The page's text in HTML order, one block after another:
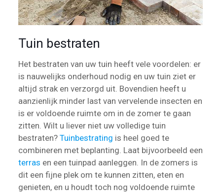
Tuin bestraten
Het bestraten van uw tuin heeft vele voordelen: er
is nauwelijks onderhoud nodig en uw tuin ziet er
altijd strak en verzorgd uit. Bovendien heeft u
aanzienlijk minder last van vervelende insecten en
is er voldoende ruimte om in de zomer te gaan
zitten. Wilt u liever niet uw volledige tuin
bestraten? Tuinbestrating is heel goed te
combineren met beplanting. Laat bijvoorbeeld een
terras en een tuinpad aanleggen. In de zomers is
dit een fijne plek om te kunnen zitten, eten en
genieten, en u houdt toch nog voldoende ruimte